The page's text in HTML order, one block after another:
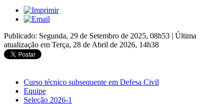
Publicado: Segunda, 29 de Setembro de 2025, 08h53 | Última
atualização em Terça, 28 de Abril de 2026, 14h38
Curso técnico subsequente em Defesa Civil
Equipe
Seleção 2026-1